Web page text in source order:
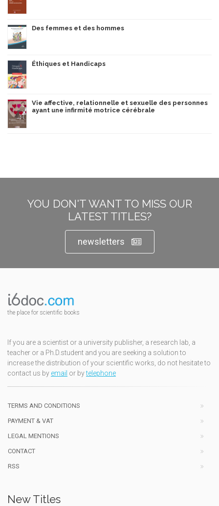
Des femmes et des hommes
Éthiques et Handicaps
Vie affective, relationnelle et sexuelle des personnes
ayant une infirmité motrice cérébrale
YOU DON'T WANT TO MISS OUR
LATEST TITLES?
newsletters
the place for scientific books
If you are a scientist or a university publisher, a research lab, a
teacher or a Ph.D.student and you are seeking a solution to
increase the distribution of your scientific works, do not hesitate to
contact us by email or bytelephone
TERMS AND CONDITIONS
PAYMENT & VAT
LEGAL MENTIONS
CONTACT
RSS
New Titles